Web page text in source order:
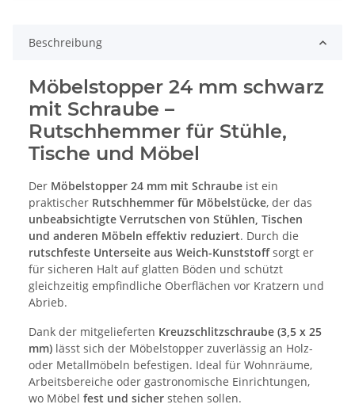
Beschreibung
Möbelstopper 24 mm schwarz
mit Schraube –
Rutschhemmer für Stühle,
Tische und Möbel
Der Möbelstopper 24 mm mit Schraube ist ein
praktischer Rutschhemmer für Möbelstücke, der das
unbeabsichtigte Verrutschen von Stühlen, Tischen
und anderen Möbeln effektiv reduziert. Durch die
rutschfeste Unterseite aus Weich-Kunststoffsorgt er
für sicheren Halt auf glatten Böden und schützt
gleichzeitig empfindliche Oberflächen vor Kratzern und
Abrieb.
Dank der mitgelieferten Kreuzschlitzschraube (3,5 x 25
mm) lässt sich der Möbelstopper zuverlässig an Holz-
oder Metallmöbeln befestigen. Ideal für Wohnräume,
Arbeitsbereiche oder gastronomische Einrichtungen,
wo Möbel fest und sicher stehen sollen.